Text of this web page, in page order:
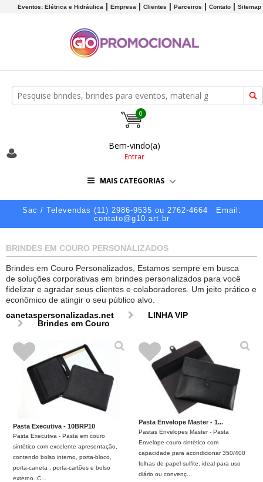
Eventos: Elétrica e Hidráulica Empresa Clientes Parceiros Contato Sitemap
0
Bem-vindo(a)
Entrar
MAIS CATEGORIAS
Sac / Televendas (11) 2986-9535 ou 2762-4664
Email:
contato@g10.art.br
BRINDES EM COURO PERSONALIZADOS
Brindes em Couro Personalizados, Estamos sempre em busca
de soluções corporativas em brindes personalizados para você
fidelizar e agradar seus clientes e colaboradores. Um jeito prático e
econômico de atingir o seu público alvo.
canetaspersonalizadas.net
LINHA VIP
Brindes em Couro
Pasta Executiva - 10BRP10
Pasta Executiva - Pasta em couro
sintético com excelente apresentação,
contendo bolso interno, porta-bloco,
porta-caneta , porta-cartões e bolso
externo. C...
Pasta Envelope Master - 1...
Pastas Envelopes Master - Pasta
Envelope couro sintético com
capacidade para acondicionar 350/400
folhas de papel sulfite, ideal para uso
diário ou convenç...